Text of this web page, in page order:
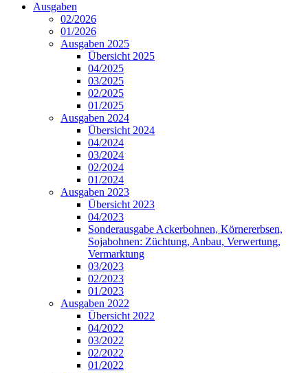
Ausgaben
02/2026
01/2026
Ausgaben 2025
Übersicht 2025
04/2025
03/2025
02/2025
01/2025
Ausgaben 2024
Übersicht 2024
04/2024
03/2024
02/2024
01/2024
Ausgaben 2023
Übersicht 2023
04/2023
Sonderausgabe Ackerbohnen, Körnererbsen,
Sojabohnen: Züchtung, Anbau, Verwertung,
Vermarktung
03/2023
02/2023
01/2023
Ausgaben 2022
Übersicht 2022
04/2022
03/2022
02/2022
01/2022